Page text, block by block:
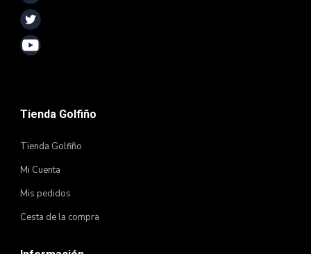
Tienda Golfiño
Tienda Golfiño
Mi Cuenta
Mis pedidos
Cesta de la compra